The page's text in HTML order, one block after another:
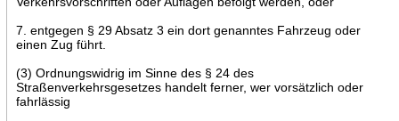
7. entgegen § 29 Absatz 3 ein dort genanntes Fahrzeug oder
einen Zug führt.
(3) Ordnungswidrig im Sinne des § 24 des
Straßenverkehrsgesetzes handelt ferner, wer vorsätzlich oder
fahrlässig